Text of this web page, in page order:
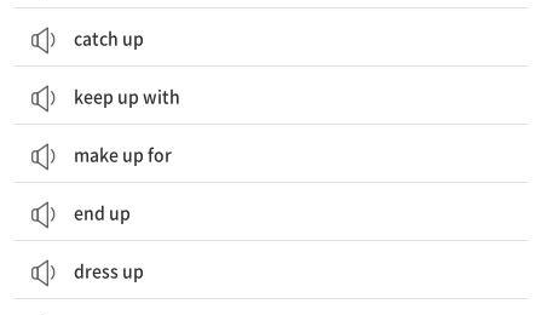
catch up
keep up with
make up for
end up
dress up